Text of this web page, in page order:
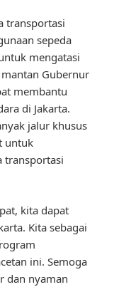
transportasi
sepeda
mengatasi
Gubernur
membantu
di Jakarta.
jalur khusus
untuk
transportasi
kita dapat
Kita sebagai
ini. Semoga
dan nyaman